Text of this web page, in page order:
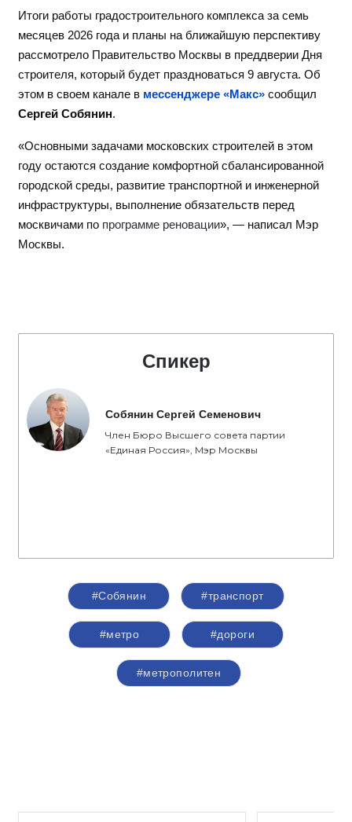
Итоги работы градостроительного комплекса за семь
месяцев 2026 года и планы на ближайшую перспективу
рассмотрело Правительство Москвы в преддверии Дня
строителя, который будет праздноваться 9 августа. Об
этом в своем канале в мессенджере «Макс» сообщил
Сергей Собянин.
«Основными задачами московских строителей в этом
году остаются создание комфортной сбалансированной
городской среды, развитие транспортной и инженерной
инфраструктуры, выполнение обязательств перед
москвичами по программе реновации», — написал Мэр
Москвы.
Спикер
Собянин Сергей Семенович
Член Бюро Высшего совета партии
«Единая Россия», Мэр Москвы
#Собянин #транспорт
#метро #дороги
#метрополитен